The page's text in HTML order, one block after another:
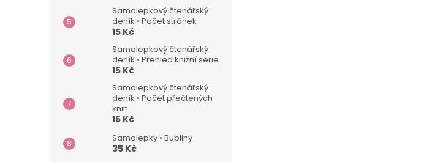
Samolepkový čtenářský
deník • Počet stránek
15 Kč
Samolepkový čtenářský
deník • Přehled knižní série
15 Kč
Samolepkový čtenářský
deník • Počet přečtených
knih
15 Kč
Samolepky • Bubliny
35 Kč